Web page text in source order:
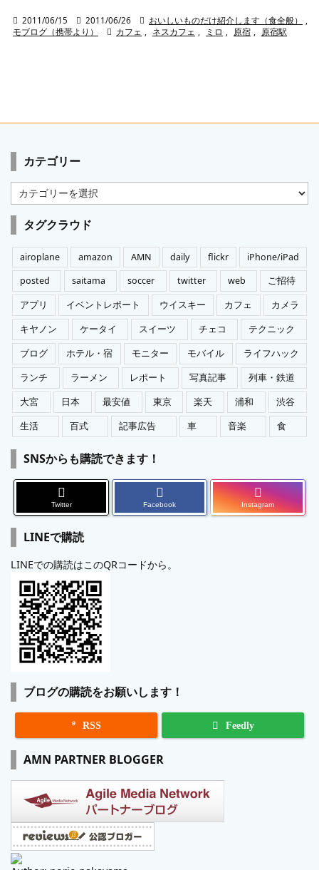
 2011/06/15  2011/06/26  おいしいものだけ紹介します（食全般）
モブログ（携帯より）
 カフェ ネスカフェ ミロ 原宿 原宿駅
カテゴリー
テ
ゴ
ー
タグクラウド
airoplane amazon AMN daily flickr
iPhone/iPad
posted
saitama soccer twitter web
ご招待
アプリ
イベントレポート ウイスキー カフェ
カメラ
キヤノン
ケータイ スイーツ チェコ
テクニック
ブログ
ホテル・宿 モニター モバイル
ライフハック
ランチ
ラーメン レポート 写真記事
列車・鉄道
大宮
日本 最安値 東京 楽天 浦和
渋谷
生活
百式 記事広告 車 音楽 食
SNSからも購読できます！
Twitter Facebook Instagram
LINEで購読
LINEでの購読はこのQRコードから。
ブログの購読をお願いします！
 RSS Feedly
AMN PARTNER BLOGGER